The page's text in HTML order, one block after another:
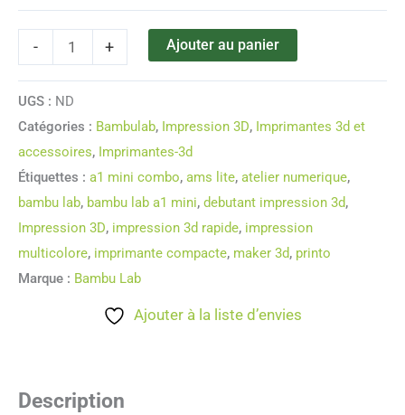
- + Ajouter au panier
UGS : ND
Catégories : Bambulab, Impression 3D, Imprimantes 3d et
accessoires, Imprimantes-3d
Étiquettes : a1 mini combo, ams lite, atelier numerique,
bambu lab, bambu lab a1 mini, debutant impression 3d,
Impression 3D, impression 3d rapide, impression
multicolore, imprimante compacte, maker 3d, printo
Marque : Bambu Lab
Ajouter à la liste d’envies
Description